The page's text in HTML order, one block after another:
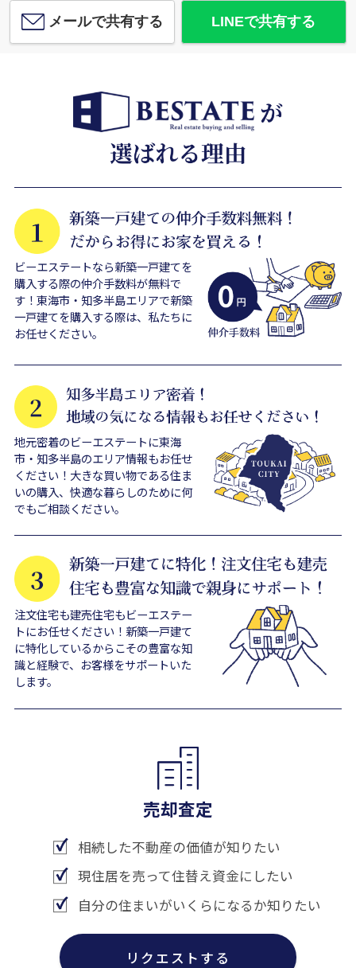
メールで共有する LINEで共有する
ビーエステートなら新築一戸建てを
購入する際の仲介手数料が無料で
す！東海市・知多半島エリアで新築
一戸建てを購入する際は、私たちに
お任せください。
地元密着のビーエステートに東海
市・知多半島のエリア情報もお任せ
ください！大きな買い物である住ま
いの購入、快適な暮らしのために何
でもご相談ください。
注文住宅も建売住宅もビーエステー
トにお任せください！新築一戸建て
に特化しているからこその豊富な知
識と経験で、お客様をサポートいた
します。
売却査定
相続した不動産の価値が知りたい
現住居を売って住替え資金にしたい
自分の住まいがいくらになるか知りたい
リクエストする